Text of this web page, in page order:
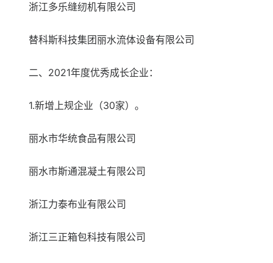
浙江多乐缝纫机有限公司
替科斯科技集团丽水流体设备有限公司
二、2021年度优秀成长企业：
1.新增上规企业（30家）。
丽水市华统食品有限公司
丽水市斯通混凝土有限公司
浙江力泰布业有限公司
浙江三正箱包科技有限公司